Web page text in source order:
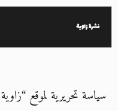
نشرة زاوية
سياسة تحريرية لموقع “زاوية